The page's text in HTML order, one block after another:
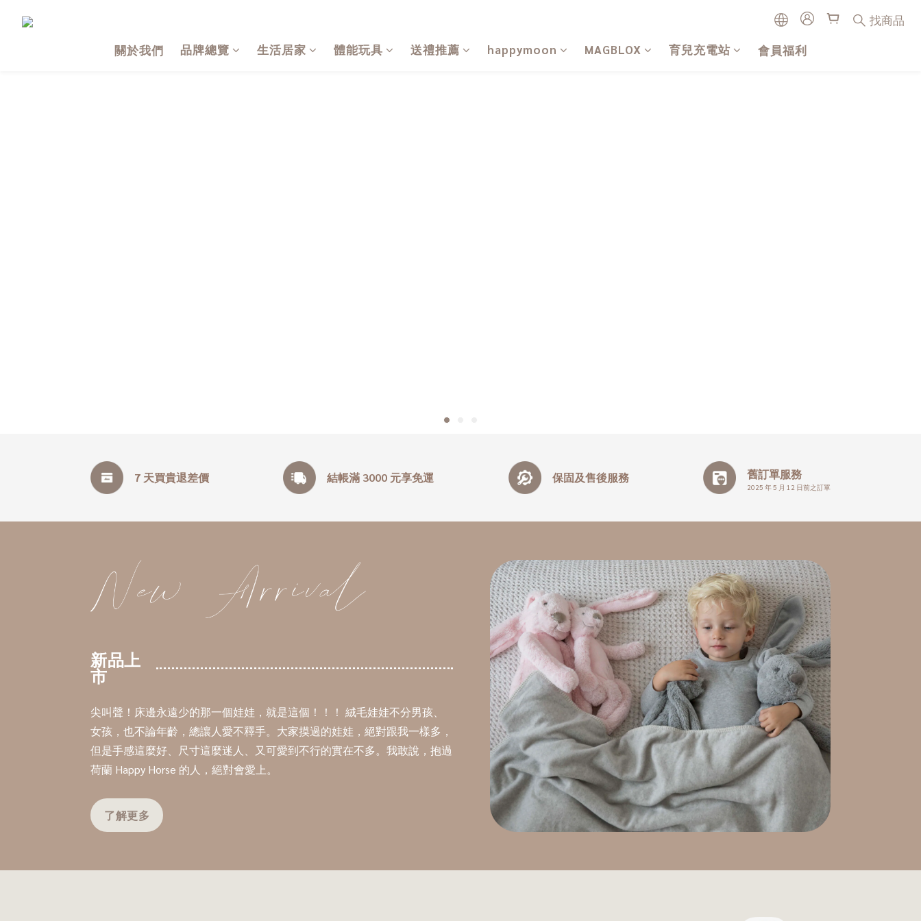
找商品
關於我們
品牌總覽 生活居家 體能玩具 送禮推薦 happymoon MAGBLOX 育兒充電站 會員福利
7 天買貴退差價 結帳滿 3000 元享免運 保固及售後服務 舊訂單服務
2025 年 5 月 12 日前之訂單
新品上
市
尖叫聲！床邊永遠少的那一個娃娃，就是這個！！！ 絨毛娃娃不分男孩、
女孩，也不論年齡，總讓人愛不釋手。大家摸過的娃娃，絕對跟我一樣多，
但是手感這麼好、尺寸這麼迷人、又可愛到不行的實在不多。我敢說，抱過
荷蘭 Happy Horse 的人，絕對會愛上。
了解更多